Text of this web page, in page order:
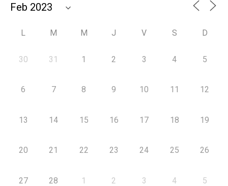
L M M J V S D
30 31 1 2 3 4 5
6 7 8 9 10 11 12
13 14 15 16 17 18 19
20 21 22 23 24 25 26
27 28 1 2 3 4 5